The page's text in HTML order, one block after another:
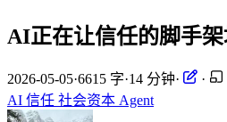
AI正在让信任的脚手
2026-05-05·6615 字·14 分钟·
·
AI 信任 社会资本 Agent